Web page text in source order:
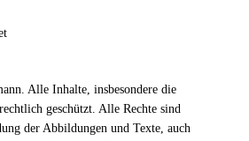
Alle Inhalte, insbesondere die
geschützt. Alle Rechte sind
der Abbildungen und Texte, auch